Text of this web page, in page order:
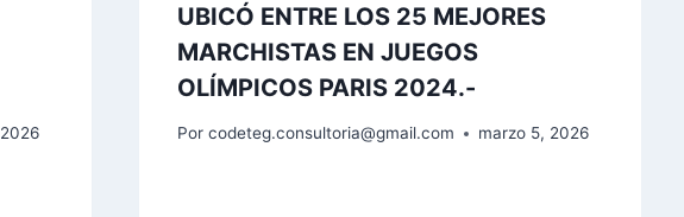
UBICÓ ENTRE LOS 25 MEJORES
MARCHISTAS EN JUEGOS
OLÍMPICOS PARIS 2024.-
Por codeteg.consultoria@gmail.com marzo 5, 2026